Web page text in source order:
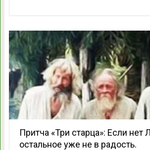
Притча «Три старца»: Если нет
остальное уже не в радость.